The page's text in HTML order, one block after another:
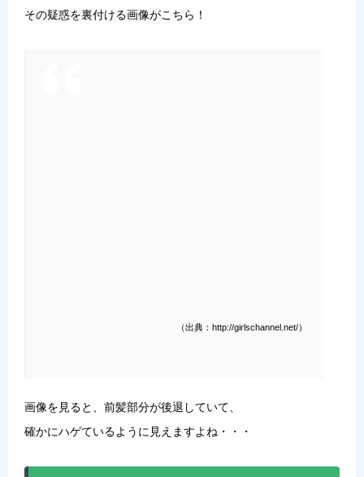
その疑惑を裏付ける画像がこちら！
（出典：http://girlschannel.net/）
画像を見ると、前髪部分が後退していて、
確かにハゲているように見えますよね・・・